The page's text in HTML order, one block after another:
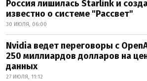
Россия лишилась Starlink и
известно о системе "Рассвет"
30 ИЮЛЯ, 06:00
Nvidia ведет переговоры с
250 миллиардов долларов на
данных
27 ИЮЛЯ, 11:12